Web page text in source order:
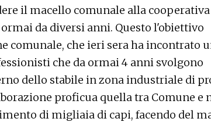
il macello comunale alla
da diversi anni. Questo l'obiettivo
comunale, che ieri sera ha incontrato
che da ormai 4 anni svolgono
dello stabile in zona industriale di
proficua quella tra Comune e
di migliaia di capi, facendo del